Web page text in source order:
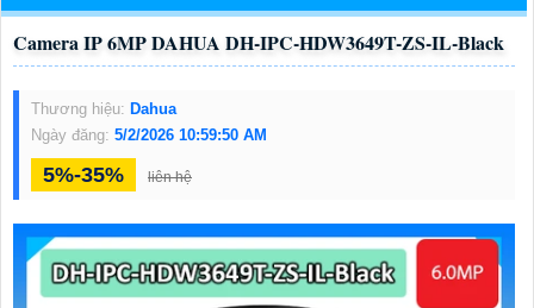
Camera IP 6MP DAHUA DH-IPC-HDW3649T-ZS-IL-Black
Thương hiệu: Dahua
Ngày đăng: 5/2/2026 10:59:50 AM
5%-35% liên hệ